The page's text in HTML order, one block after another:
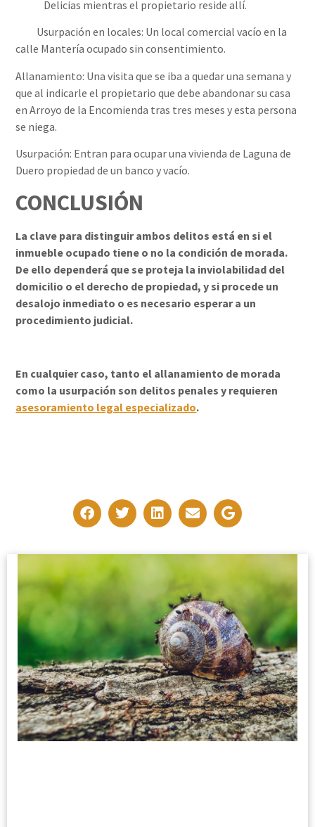
Delicias mientras el propietario reside allí.
Usurpación en locales: Un local comercial vacío en la
calle Mantería ocupado sin consentimiento.
Allanamiento: Una visita que se iba a quedar una semana y
que al indicarle el propietario que debe abandonar su casa
en Arroyo de la Encomienda tras tres meses y esta persona
se niega.
Usurpación: Entran para ocupar una vivienda de Laguna de
Duero propiedad de un banco y vacío.
CONCLUSIÓN
La clave para distinguir ambos delitos está en si el
inmueble ocupado tiene o no la condición de morada.
De ello dependerá que se proteja la inviolabilidad del
domicilio o el derecho de propiedad, y si procede un
desalojo inmediato o es necesario esperar a un
procedimiento judicial.
En cualquier caso, tanto el allanamiento de morada
como la usurpación son delitos penales y requieren
asesoramiento legal especializado.